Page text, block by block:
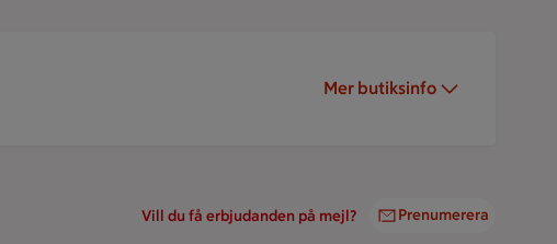
Mer butiksinfo
Vill du få erbjudanden på mejl? Prenumerera